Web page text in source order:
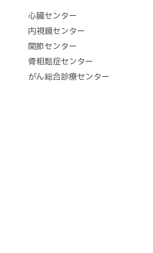
心臓センター
内視鏡センター
関節センター
骨粗鬆症センター
がん総合診療センター